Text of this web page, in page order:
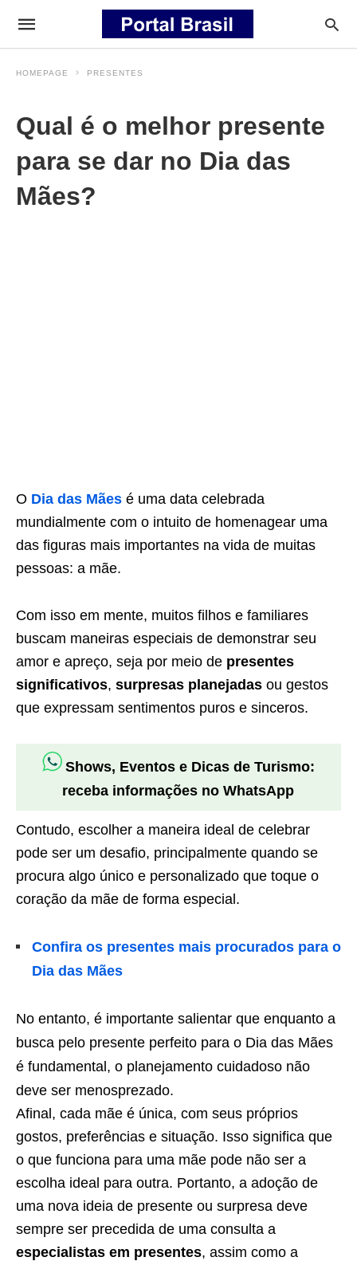
HOMEPAGE PRESENTES
Qual é o melhor presente
para se dar no Dia das
Mães?
O Dia das Mães é uma data celebrada
mundialmente com o intuito de homenagear uma
das figuras mais importantes na vida de muitas
pessoas: a mãe.
Com isso em mente, muitos filhos e familiares
buscam maneiras especiais de demonstrar seu
amor e apreço, seja por meio de presentes
significativos, surpresas planejadas ou gestos
que expressam sentimentos puros e sinceros.
Shows, Eventos e Dicas de Turismo:
receba informações no WhatsApp
Contudo, escolher a maneira ideal de celebrar
pode ser um desafio, principalmente quando se
procura algo único e personalizado que toque o
coração da mãe de forma especial.
Confira os presentes mais procurados para o
Dia das Mães
No entanto, é importante salientar que enquanto a
busca pelo presente perfeito para o Dia das Mães
é fundamental, o planejamento cuidadoso não
deve ser menosprezado.
Afinal, cada mãe é única, com seus próprios
gostos, preferências e situação. Isso significa que
o que funciona para uma mãe pode não ser a
escolha ideal para outra. Portanto, a adoção de
uma nova ideia de presente ou surpresa deve
sempre ser precedida de uma consulta a
especialistas em presentes, assim como a